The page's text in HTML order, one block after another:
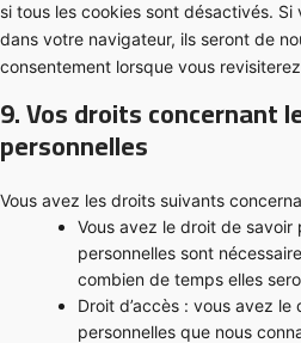
si tous les cookies sont désactivés.
dans votre navigateur, ils seront de
consentement lorsque vous
9. Vos droits concernant
personnelles
Vous avez les droits suivants
Vous avez le droit de savoir
personnelles sont
combien de temps elles
Droit d’accès : vous avez
personnelles que nous